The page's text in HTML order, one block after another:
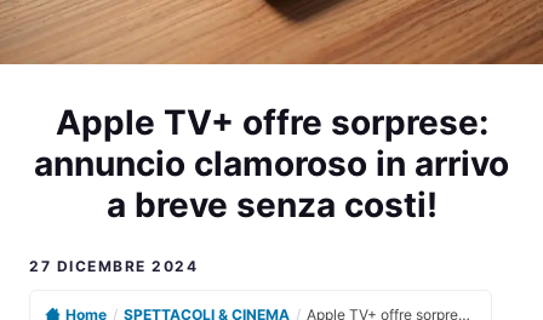
Apple TV+ offre sorprese:
annuncio clamoroso in arrivo
a breve senza costi!
27 DICEMBRE 2024
Home / SPETTACOLI & CINEMA / Apple TV+ offre sorprese: annuncio clamoroso in arrivo a breve senza costi!